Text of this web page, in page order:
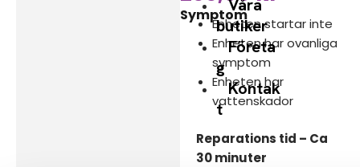
Våra
butiker
Företa
g
Kontak
t
Symptom
Enheten startar inte
Enheten har ovanliga
symptom
Enheten har
vattenskador
Reparations tid – Ca
30 minuter